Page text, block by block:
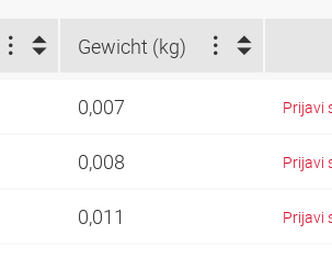
Gewicht (kg)
0,007 Prijavi
0,008 Prijavi
0,011 Prijavi